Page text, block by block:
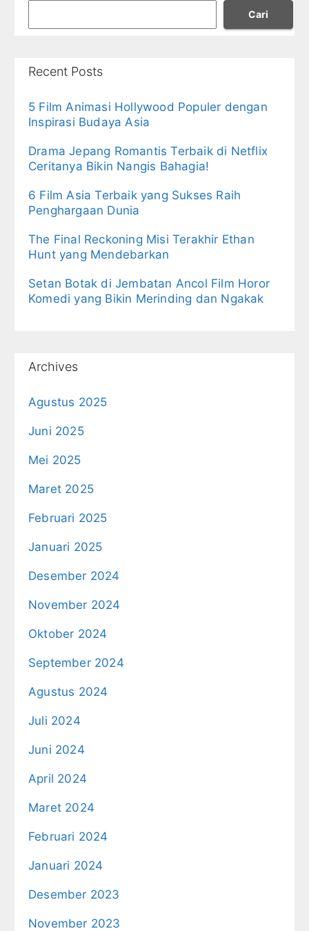
Cari
Recent Posts
5 Film Animasi Hollywood Populer dengan
Inspirasi Budaya Asia
Drama Jepang Romantis Terbaik di Netflix
Ceritanya Bikin Nangis Bahagia!
6 Film Asia Terbaik yang Sukses Raih
Penghargaan Dunia
The Final Reckoning Misi Terakhir Ethan
Hunt yang Mendebarkan
Setan Botak di Jembatan Ancol Film Horor
Komedi yang Bikin Merinding dan Ngakak
Archives
Agustus 2025
Juni 2025
Mei 2025
Maret 2025
Februari 2025
Januari 2025
Desember 2024
November 2024
Oktober 2024
September 2024
Agustus 2024
Juli 2024
Juni 2024
April 2024
Maret 2024
Februari 2024
Januari 2024
Desember 2023
November 2023